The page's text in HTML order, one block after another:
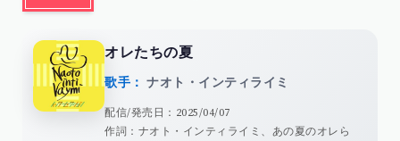
オレたちの夏
歌手： ナオト・インティライミ
配信/発売日：2025/04/07
作詞：ナオト・インティライミ、あの夏のオレら